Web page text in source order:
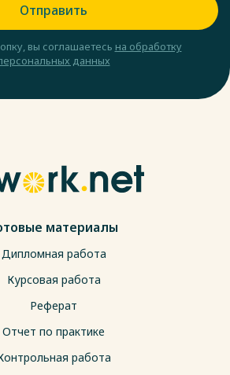
Отправить
вы соглашаетесь на обработку
данных
материалы
Дипломная работа
Курсовая работа
Реферат
Отчет по практике
работа